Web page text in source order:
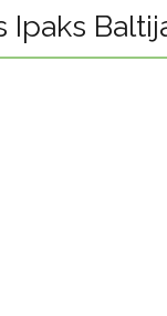
Ipaks